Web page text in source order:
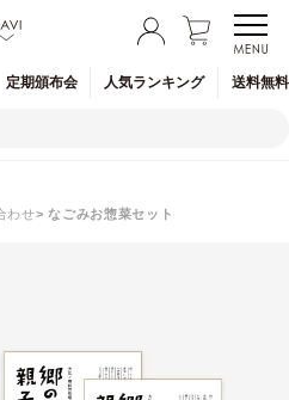
定期頒布会 人気ランキング 送料無
わせ なごみお惣菜セット